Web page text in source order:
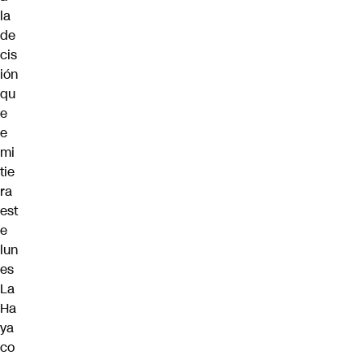
la
de
cis
ión
qu
e
e
mi
tie
ra
est
e
lun
es
La
Ha
ya
co